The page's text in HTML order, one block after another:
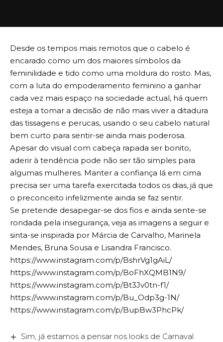
Desde os tempos mais remotos que o cabelo é
encarado como um dos maiores símbolos da
feminilidade e tido como uma moldura do rosto. Mas,
com a luta do empoderamento feminino a ganhar
cada vez mais espaço na sociedade actual, há quem
esteja a tomar a decisão de não mais viver a ditadura
das tissagens e perucas, usando o seu cabelo natural
bem curto para sentir-se ainda mais poderosa.
Apesar do visual com cabeça rapada ser bonito,
aderir à tendência pode não ser tão simples para
algumas mulheres. Manter a confiança lá em cima
precisa ser uma tarefa exercitada todos os dias, já que
o preconceito infelizmente ainda se faz sentir.
Se pretende desapegar-se dos fios e ainda sente-se
rondada pela insegurança, veja as imagens a seguir e
sinta-se inspirada por Márcia de Carvalho, Marinela
Mendes, Bruna Sousa e Lisandra Francisco.
https://www.instagram.com/p/BshrVg1gAiL/
https://www.instagram.com/p/BoFhXQMB1N9/
https://www.instagram.com/p/Bt3Jv0tn-f1/
https://www.instagram.com/p/Bu_Odp3g-1N/
https://www.instagram.com/p/BupBw3PhcPk/
Sim, já estamos a pensar nos looks de Carnaval